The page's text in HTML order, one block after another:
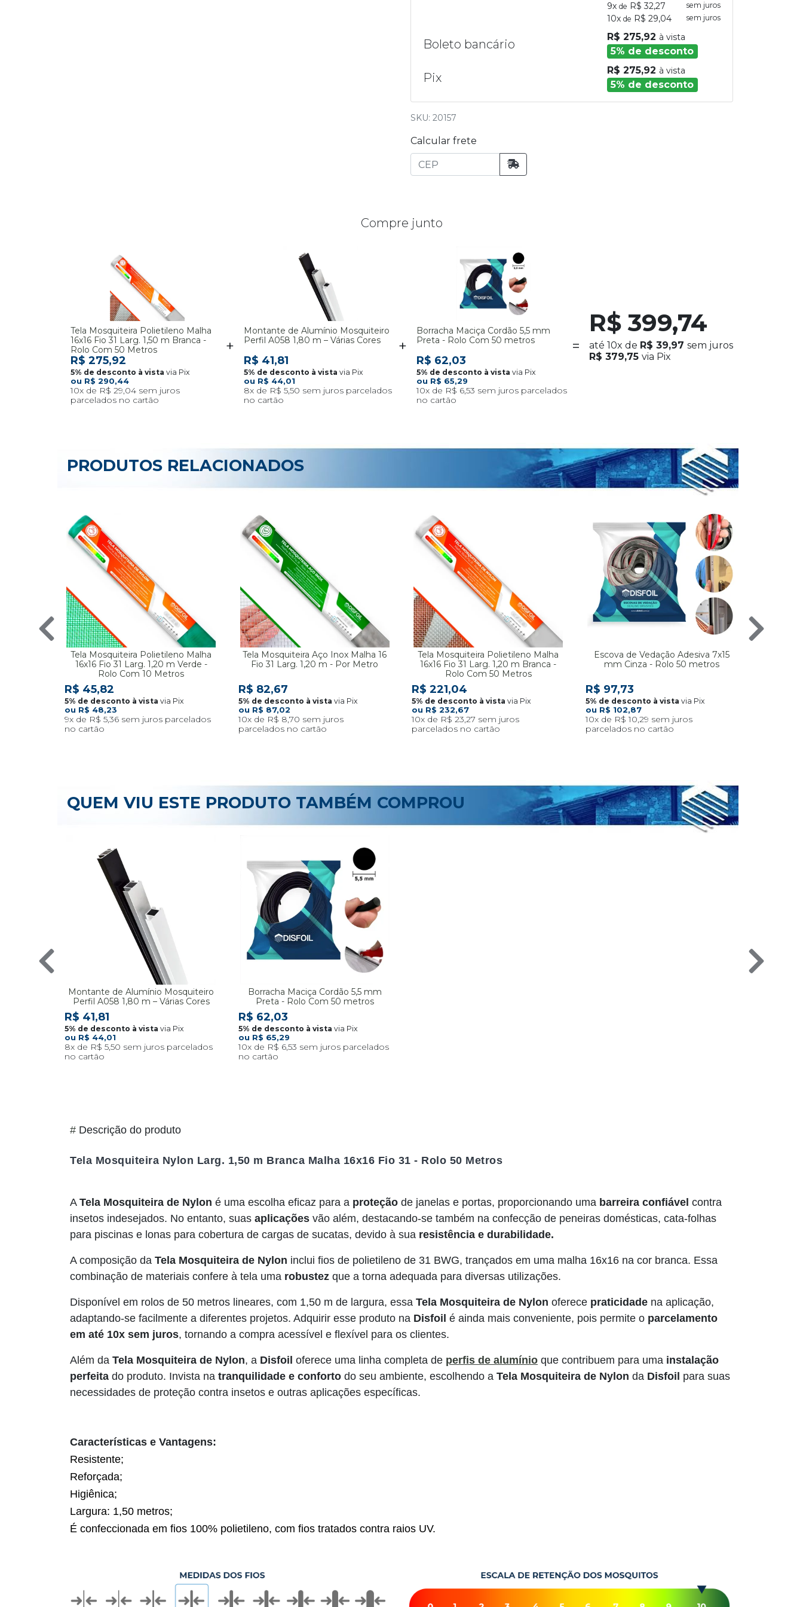
9x de R$ 32,27 sem juros
10x de R$ 29,04 sem juros
Boleto bancário
R$ 275,92 à vista
5% de desconto
Pix
R$ 275,92 à vista
5% de desconto
SKU: 20157
Calcular frete
Compre junto
Tela Mosquiteira Polietileno Malha
16x16 Fio 31 Larg. 1,50 m Branca -
Rolo Com 50 Metros
R$ 290,44
10x R$ 29,04
R$ 275,92
via Pix
Montante de Alumínio Mosquiteiro
Perfil A058 1,80 m – Várias Cores
R$ 44,01
8x R$ 5,50
R$ 41,81
via Pix
Borracha Maciça Cordão 5,5 mm
Preta - Rolo Com 50 metros
R$ 65,29
10x R$ 6,53
R$ 62,03
via Pix
R$ 399,74
até 10x de R$ 39,97 sem juros
R$ 379,75 via Pix
PRODUTOS RELACIONADOS
Tela Mosquiteira Polietileno Malha
16x16 Fio 31 Larg. 1,20 m Verde -
Rolo Com 10 Metros
R$ 48,23
9x R$ 5,36
R$ 45,82
via Pix
Tela Mosquiteira Aço Inox Malha 16
Fio 31 Larg. 1,20 m - Por Metro
R$ 87,02
10x R$ 8,70
R$ 82,67
via Pix
Tela Mosquiteira Polietileno Malha
16x16 Fio 31 Larg. 1,20 m Branca -
Rolo Com 50 Metros
R$ 232,67
10x R$ 23,27
R$ 221,04
via Pix
Escova de Vedação Adesiva 7x15
mm Cinza - Rolo 50 metros
R$ 102,87
10x R$ 10,29
R$ 97,73
via Pix
QUEM VIU ESTE PRODUTO TAMBÉM COMPROU
Montante de Alumínio Mosquiteiro
Perfil A058 1,80 m – Várias Cores
R$ 44,01
8x R$ 5,50
R$ 41,81
via Pix
Borracha Maciça Cordão 5,5 mm
Preta - Rolo Com 50 metros
R$ 65,29
10x R$ 6,53
R$ 62,03
via Pix
# Descrição do produto
Tela Mosquiteira Nylon Larg. 1,50 m Branca Malha 16x16 Fio 31 - Rolo 50 Metros
A Tela Mosquiteira de Nylon é uma escolha eficaz para a proteção de janelas e portas, proporcionando uma barreira confiável contra
insetos indesejados. No entanto, suas aplicações vão além, destacando-se também na confecção de peneiras domésticas, cata-folhas
para piscinas e lonas para cobertura de cargas de sucatas, devido à sua resistência e durabilidade.
A composição da Tela Mosquiteira de Nylon inclui fios de polietileno de 31 BWG, trançados em uma malha 16x16 na cor branca. Essa
combinação de materiais confere à tela uma robustez que a torna adequada para diversas utilizações.
Disponível em rolos de 50 metros lineares, com 1,50 m de largura, essa Tela Mosquiteira de Nylon oferece praticidade na aplicação,
adaptando-se facilmente a diferentes projetos. Adquirir esse produto na Disfoil é ainda mais conveniente, pois permite o parcelamento
em até 10x sem juros, tornando a compra acessível e flexível para os clientes.
Além da Tela Mosquiteira de Nylon, a Disfoil oferece uma linha completa de perfis de alumínio que contribuem para uma instalação
perfeita do produto. Invista na tranquilidade e conforto do seu ambiente, escolhendo a Tela Mosquiteira de Nylon da Disfoil para suas
necessidades de proteção contra insetos e outras aplicações específicas.
Características e Vantagens:
Resistente;
Reforçada;
Higiênica;
Largura: 1,50 metros;
É confeccionada em fios 100% polietileno, com fios tratados contra raios UV.